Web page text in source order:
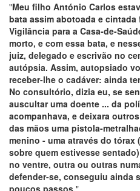
"Meu filho António Carlos
bata assim abotoada e
Vigilância para a Casa-de-
morto, e com essa bata, e
juiz, delegado e escrivão no
autópsia. Assim, autopsiado
receber-lhe o cadáver: ainda
No consultório, dizia eu, se
auscultar uma doente ... da
acompanhava, e deixara
das mãos uma pistola-
menino - uma através do
sobre quem estivesse
no ventre, outra ou outras
defender-se, conseguiu ainda
poucos passos."